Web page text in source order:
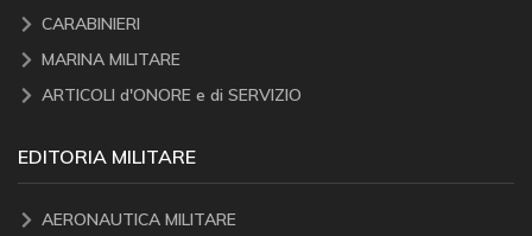
CARABINIERI
MARINA MILITARE
ARTICOLI d'ONORE e di SERVIZIO
EDITORIA MILITARE
AERONAUTICA MILITARE